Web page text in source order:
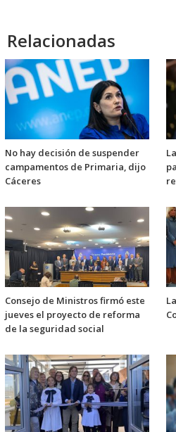
Relacionadas
No hay decisión de suspender
campamentos de Primaria, dijo
Cáceres
Consejo de Ministros firmó este
jueves el proyecto de reforma
de la seguridad social